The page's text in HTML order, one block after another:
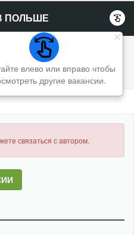
ПОЛЬШЕ
влево или вправо чтобы
другие вакансии.
Обслуживание
связаться с автором.